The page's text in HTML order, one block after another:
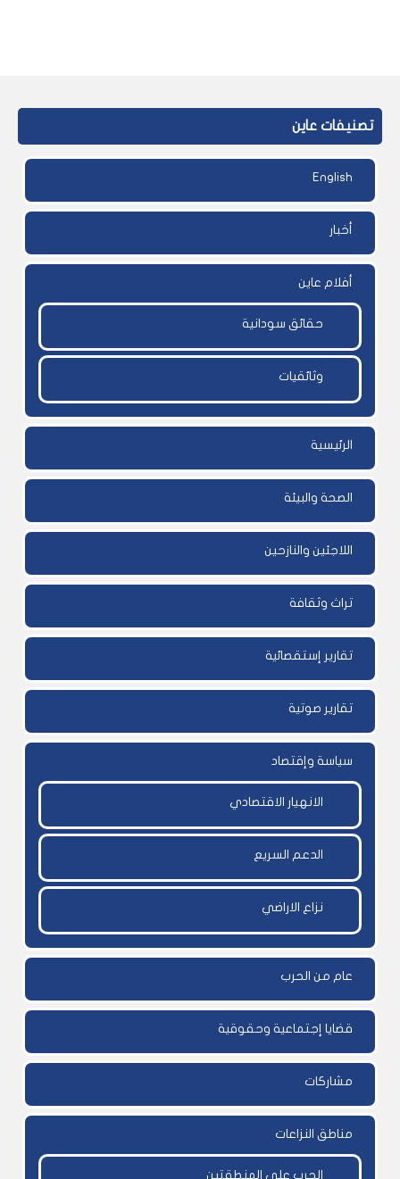
تصنيفات عاين
English
أخبار
أفلام عاين
حقائق سودانية
وثائقيات
الرئيسية
الصحة والبيئة
اللاجئين والنازحين
تراث وثقافة
تقارير إستقصائية
تقارير صوتية
سياسة وإقتصاد
الانهيار الاقتصادي
الدعم السريع
نزاع الاراضي
عام من الحرب
قضايا إجتماعية وحقوقية
مشاركات
مناطق النزاعات
الحرب على المنطقتين